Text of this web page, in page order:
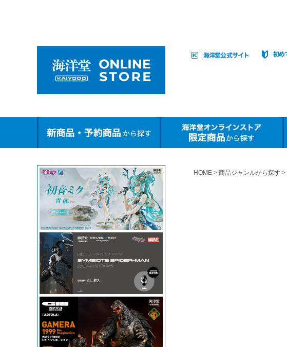
HOME 商品ジャンルから探す